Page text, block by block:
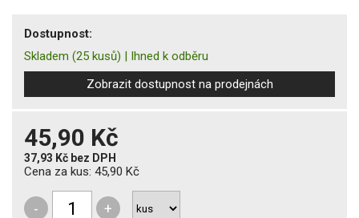
Dostupnost:
Skladem (25 kusů) | Ihned k odběru
Zobrazit dostupnost na prodejnách
45,90 Kč
37,93 Kč bez DPH
Cena za kus: 45,90 Kč
- +